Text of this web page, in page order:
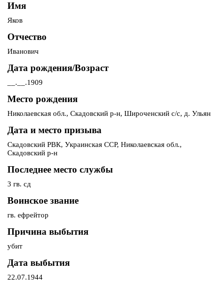
Имя
Яков
Отчество
Иванович
Дата рождения/Возраст
__.__.1909
Место рождения
Николаевская обл., Скадовский р-н, Широченский с/с, д. Ульян
Дата и место призыва
Скадовский РВК, Украинская ССР, Николаевская обл.,
Скадовский р-н
Последнее место службы
3 гв. сд
Воинское звание
гв. ефрейтор
Причина выбытия
убит
Дата выбытия
22.07.1944